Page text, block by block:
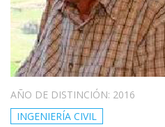
AÑO DE DISTINCIÓN: 2016
INGENIERÍA CIVIL